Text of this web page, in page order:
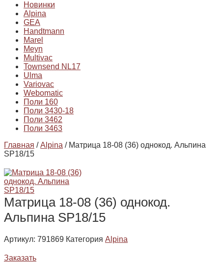
Новинки
Alpina
GEA
Handtmann
Marel
Meyn
Multivac
Townsend NL17
Ulma
Variovac
Webomatic
Поли 160
Поли 3430-18
Поли 3462
Поли 3463
Главная /Alpina / Матрица 18-08 (36) однокод. Альпина
SP18/15
Матрица 18-08 (36) однокод.
Альпина SP18/15
Артикул: 791869 Категория Alpina
Заказать